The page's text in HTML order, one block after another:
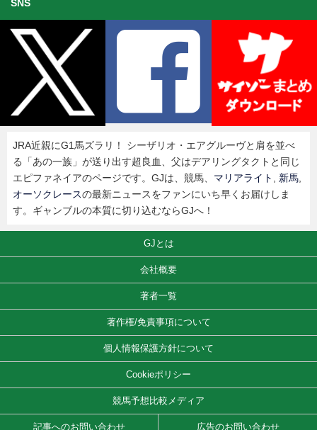
SNS
JRA近親にG1馬ズラリ！ シーザリオ・エアグルーヴと肩を並べ
る「あの一族」が送り出す超良血、父はデアリングタクトと同じ
エピファネイアのページです。GJは、競馬、 マリアライト 新馬
オーソクレースの最新ニュースをファンにいち早くお届けしま
す。ギャンブルの本質に切り込むならGJへ！
GJとは
会社概要
著者一覧
著作権/免責事項について
個人情報保護方針について
Cookieポリシー
競馬予想比較メディア
記事へのお問い合わせ 広告のお問い合わせ